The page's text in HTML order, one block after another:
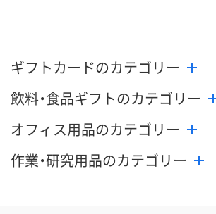
ギフトカードのカテゴリー
飲料・食品ギフトのカテゴリー
オフィス用品のカテゴリー
作業・研究用品のカテゴリー